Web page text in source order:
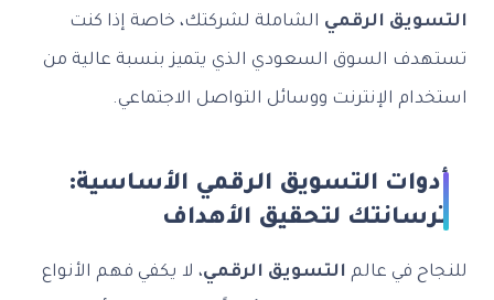
التسويق الرقمي الشاملة لشركتك، خاصة إذا كنت
تستهدف السوق السعودي الذي يتميز بنسبة عالية من
استخدام الإنترنت ووسائل التواصل الاجتماعي.
أدوات التسويق الرقمي الأساسية:
ترسانتك لتحقيق الأهداف
للنجاح في عالم التسويق الرقمي، لا يكفي فهم الأنواع